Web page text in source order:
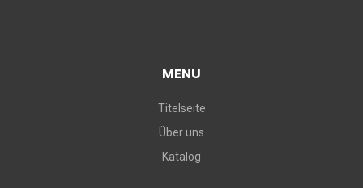
MENU
Titelseite
Über uns
Katalog